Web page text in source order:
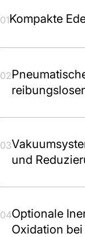
01Kompakte
02
03
und
04Optionale
Oxidation